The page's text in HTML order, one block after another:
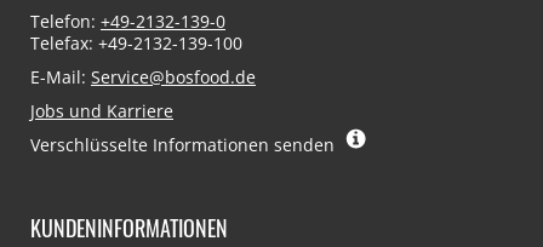
Telefon: +49-2132-139-0
Telefax: +49-2132-139-100
E-Mail: Service@bosfood.de
Jobs und Karriere
Verschlüsselte Informationen senden
KUNDENINFORMATIONEN